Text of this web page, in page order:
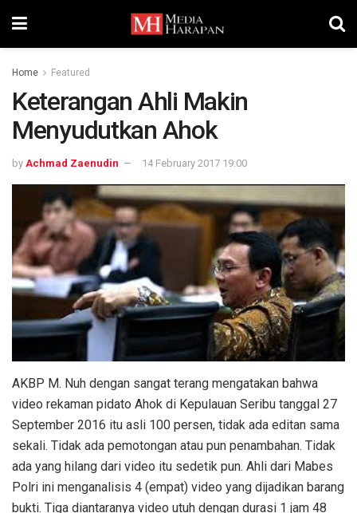
Home Featured
Keterangan Ahli Makin
Menyudutkan Ahok
by Achmad Zaenudin 14 February 2017 19:00
AKBP M. Nuh dengan sangat terang mengatakan bahwa
video rekaman pidato Ahok di Kepulauan Seribu tanggal 27
September 2016 itu asli 100 persen, tidak ada editan sama
sekali. Tidak ada pemotongan atau pun penambahan. Tidak
ada yang hilang dari video itu sedetik pun. Ahli dari Mabes
Polri ini menganalisis 4 (empat) video yang dijadikan barang
bukti. Tiga diantaranya video utuh dengan durasi 1 jam 48